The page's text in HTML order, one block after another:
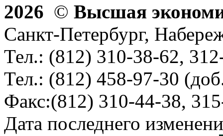
2026 © Высшая
Санкт-Петербург,
Тел.: (812) 310-38-62,
Тел.: (812) 458-97-30
Факс:(812) 310-44-38,
Дата последнего